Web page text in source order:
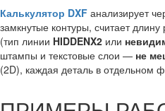
Калькулятор DXF анализирует
замкнутые контуры, считает длину
(тип линии HIDDENX2 или
штампы и текстовые слои — не
(2D), каждая деталь в отдельном